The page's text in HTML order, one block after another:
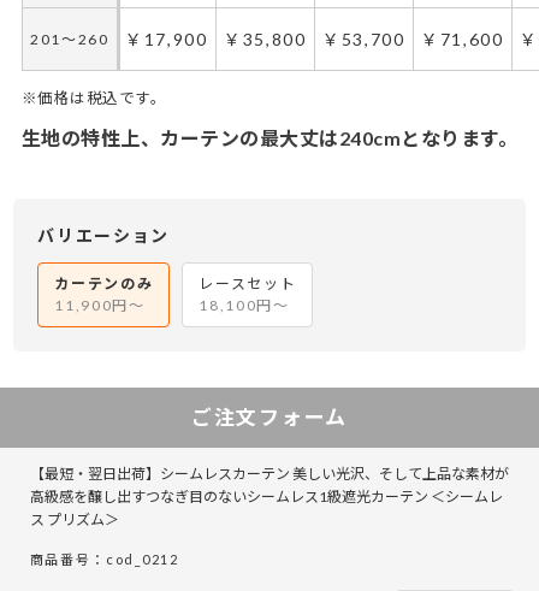
201～260 ￥17,900 ￥35,800 ￥53,700 ￥71,600
※価格は税込です。
50～100 101～200 201～300 301～400
141～200 ￥22,350 ￥44,700
201～260 ￥26,850 ￥53,700
50～130 131～285 286～420 421～555
141～200 ￥14,900 ￥29,800
201～260 ￥17,900 ￥35,800
生地の特性上、カーテンの最大丈は240cmとなります。
バリエーション
カーテンのみ
11,900円～
レースセット
18,100円～
ご注文フォーム
【最短・翌日出荷】シームレスカーテン 美しい光沢、そして上品な素材が
高級感を醸し出すつなぎ目のないシームレス1級遮光カーテン ＜シームレ
ス プリズム＞
商品番号：cod_0212